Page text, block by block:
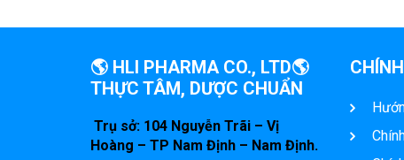
🌎 HLI PHARMA CO., LTD🌎
THỰC TÂM, DƯỢC CHUẨN
Trụ sở: 104 Nguyễn Trãi – Vị
Hoàng – TP Nam Định – Nam Định.